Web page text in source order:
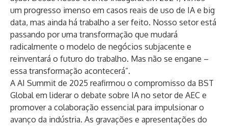
um progresso imenso em casos reais de uso de IA e big
data, mas ainda há trabalho a ser feito. Nosso setor está
passando por uma transformação que mudará
radicalmente o modelo de negócios subjacente e
reinventará o futuro do trabalho. Mas não se engane –
essa transformação acontecerá”.
A AI Summit de 2025 reafirmou o compromisso da BST
Global em liderar o debate sobre IA no setor de AEC e
promover a colaboração essencial para impulsionar o
avanço da indústria. As gravações e apresentações do